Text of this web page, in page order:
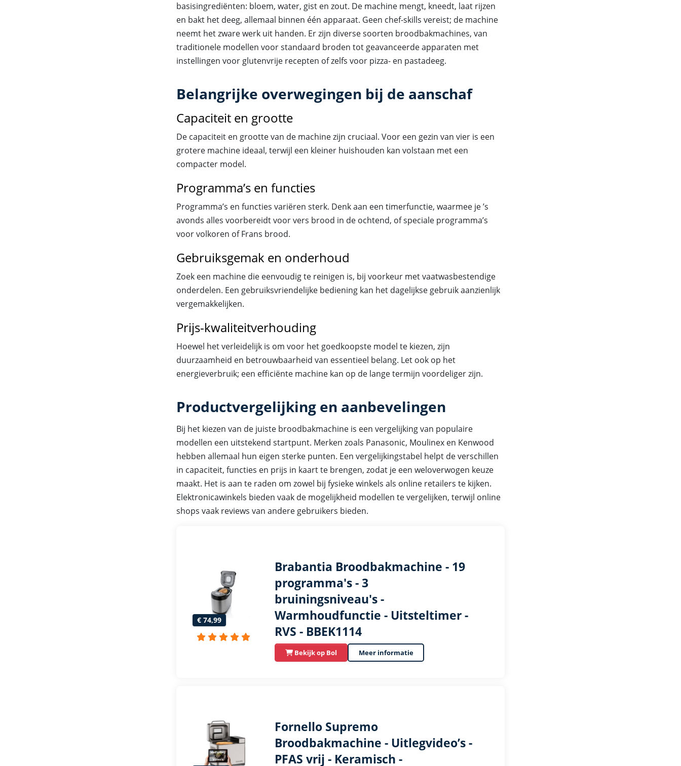
basisingrediënten: bloem, water, gist en zout. De machine mengt, kneedt, laat rijzen
en bakt het deeg, allemaal binnen één apparaat. Geen chef-skills vereist; de machine
neemt het zware werk uit handen. Er zijn diverse soorten broodbakmachines, van
traditionele modellen voor standaard broden tot geavanceerde apparaten met
instellingen voor glutenvrije recepten of zelfs voor pizza- en pastadeeg.
Belangrijke overwegingen bij de aanschaf
Capaciteit en grootte
De capaciteit en grootte van de machine zijn cruciaal. Voor een gezin van vier is een
grotere machine ideaal, terwijl een kleiner huishouden kan volstaan met een
compacter model.
Programma’s en functies
Programma’s en functies variëren sterk. Denk aan een timerfunctie, waarmee je ’s
avonds alles voorbereidt voor vers brood in de ochtend, of speciale programma’s
voor volkoren of Frans brood.
Gebruiksgemak en onderhoud
Zoek een machine die eenvoudig te reinigen is, bij voorkeur met vaatwasbestendige
onderdelen. Een gebruiksvriendelijke bediening kan het dagelijkse gebruik aanzienlijk
vergemakkelijken.
Prijs-kwaliteitverhouding
Hoewel het verleidelijk is om voor het goedkoopste model te kiezen, zijn
duurzaamheid en betrouwbaarheid van essentieel belang. Let ook op het
energieverbruik; een efficiënte machine kan op de lange termijn voordeliger zijn.
Productvergelijking en aanbevelingen
Bij het kiezen van de juiste broodbakmachine is een vergelijking van populaire
modellen een uitstekend startpunt. Merken zoals Panasonic, Moulinex en Kenwood
hebben allemaal hun eigen sterke punten. Een vergelijkingstabel helpt de verschillen
in capaciteit, functies en prijs in kaart te brengen, zodat je een weloverwogen keuze
maakt. Het is aan te raden om zowel bij fysieke winkels als online retailers te kijken.
Elektronicawinkels bieden vaak de mogelijkheid modellen te vergelijken, terwijl online
shops vaak reviews van andere gebruikers bieden.
€ 74,99
Brabantia Broodbakmachine - 19
programma's - 3
bruiningsniveau's -
Warmhoudfunctie - Uitsteltimer -
RVS - BBEK1114
Bekijk op Bol Meer informatie
Fornello Supremo
Broodbakmachine - Uitlegvideo’s -
PFAS vrij - Keramisch -